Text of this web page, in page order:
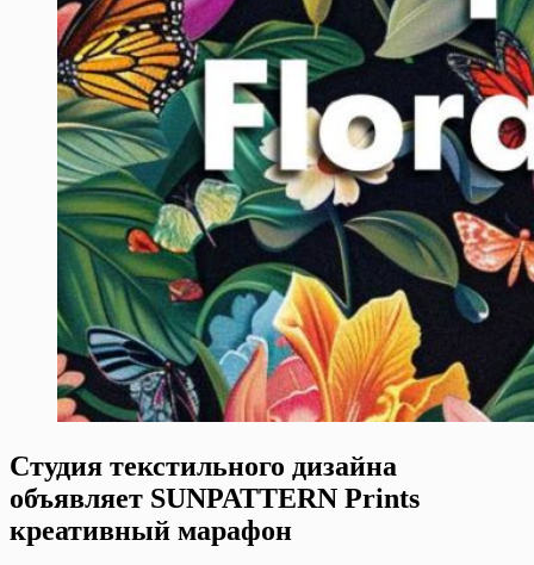
Студия текстильного дизайна
объявляет SUNPATTERN Prints
креативный марафон